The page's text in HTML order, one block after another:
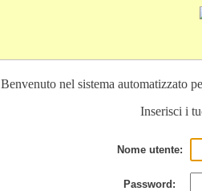
Benvenuto nel sistema automatizzato
Inserisci i
Nome utente:
Password: